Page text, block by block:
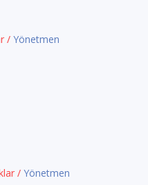
/Yönetmen
/Yönetmen